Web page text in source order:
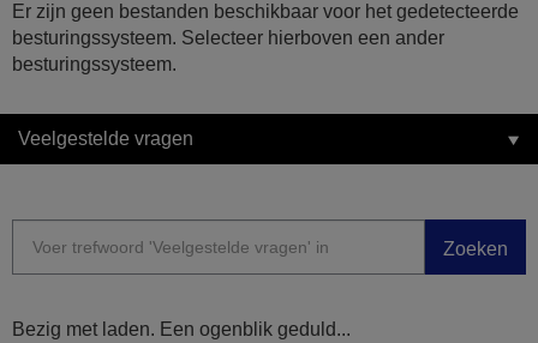
Er zijn geen bestanden beschikbaar voor het gedetecteerde
besturingssysteem. Selecteer hierboven een ander
besturingssysteem.
Veelgestelde vragen
Zoeken
Bezig met laden. Een ogenblik geduld...